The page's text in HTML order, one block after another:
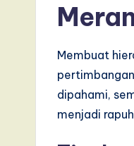
Membuat
dipahami,
menjadi